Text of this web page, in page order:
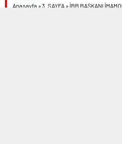
Anasayfa »3. SAYFA » İBB BAŞKANI